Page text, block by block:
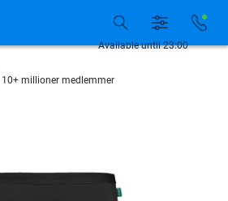
Tilgængelig 7 dage om ugen
10+ millioner medlemmer
Available until 23:00